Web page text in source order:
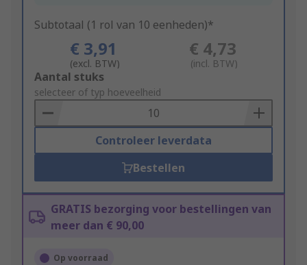
Subtotaal (1 rol van 10 eenheden)*
€ 3,91
(excl. BTW)
€ 4,73
(incl. BTW)
Add
to
Basket
Aantal stuks
selecteer of typ hoeveelheid
Controleer leverdata
Bestellen
GRATIS bezorging voor bestellingen van
meer dan € 90,00
Op voorraad